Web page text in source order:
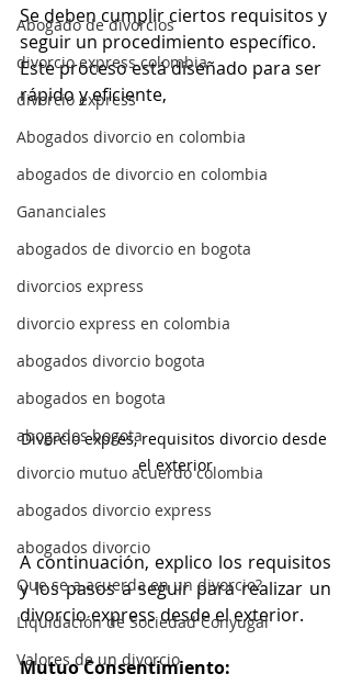
Abogado de divorcios
divorcio express colombia
divorcio express
Abogados divorcio en colombia
abogados de divorcio en colombia
Gananciales
abogados de divorcio en bogota
divorcios express
divorcio express en colombia
abogados divorcio bogota
abogados en bogota
abogados bogota
divorcio mutuo acuerdo colombia
abogados divorcio express
abogados divorcio
Que se a acuerda en un divorcio?
Liquidación de Sociedad Conyugal
Valores de un divorcio
Se deben cumplir ciertos requisitos y
seguir un procedimiento específico.
Este proceso está diseñado para ser
rápido y eficiente,
Divorcio expres, requisitos divorcio desde
el exterior
A continuación, explico los requisitos
y los pasos a seguir para realizar un
divorcio express desde el exterior.
Mutuo Consentimiento: